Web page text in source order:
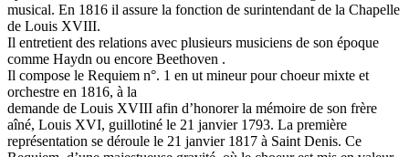
musical. En 1816 il assure la fonction de surintendant de la Chapelle
de Louis XVIII.
Il entretient des relations avec plusieurs musiciens de son époque
comme Haydn ou encore Beethoven .
Il compose le Requiem n°. 1 en ut mineur pour choeur mixte et
orchestre en 1816, à la
demande de Louis XVIII afin d’honorer la mémoire de son frère
aîné, Louis XVI, guillotiné le 21 janvier 1793. La première
représentation se déroule le 21 janvier 1817 à Saint Denis. Ce